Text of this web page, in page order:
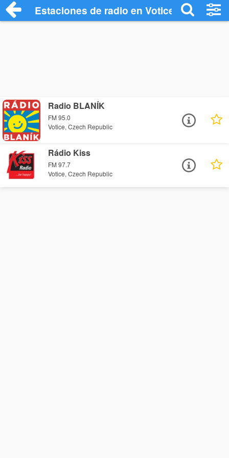
Estaciones de radio en Votice -
Radio BLANÍK
FM 95.0
Votice, Czech Republic
Rádio Kiss
FM 97.7
Votice, Czech Republic